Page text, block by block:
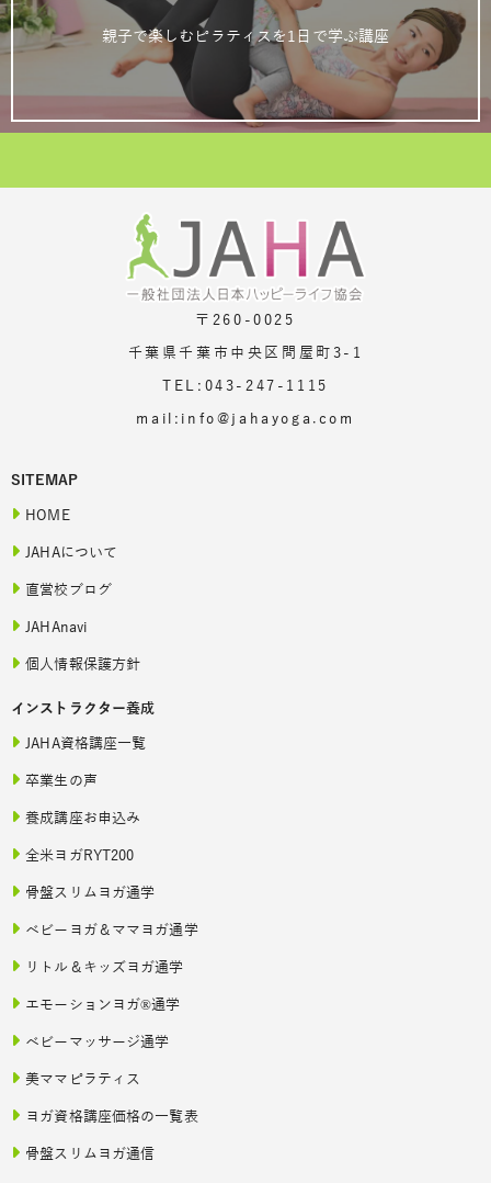
親子で楽しむピラティスを1日で学ぶ講座
〒260-0025
千葉県千葉市中央区問屋町3-1
TEL:043-247-1115
mail:info@jahayoga.com
SITEMAP
HOME
JAHAについて
直営校ブログ
JAHAnavi
個人情報保護方針
インストラクター養成
JAHA資格講座一覧
卒業生の声
養成講座お申込み
全米ヨガRYT200
骨盤スリムヨガ通学
ベビーヨガ＆ママヨガ通学
リトル＆キッズヨガ通学
エモーションヨガ®通学
ベビーマッサージ通学
美ママピラティス
ヨガ資格講座価格の一覧表
骨盤スリムヨガ通信